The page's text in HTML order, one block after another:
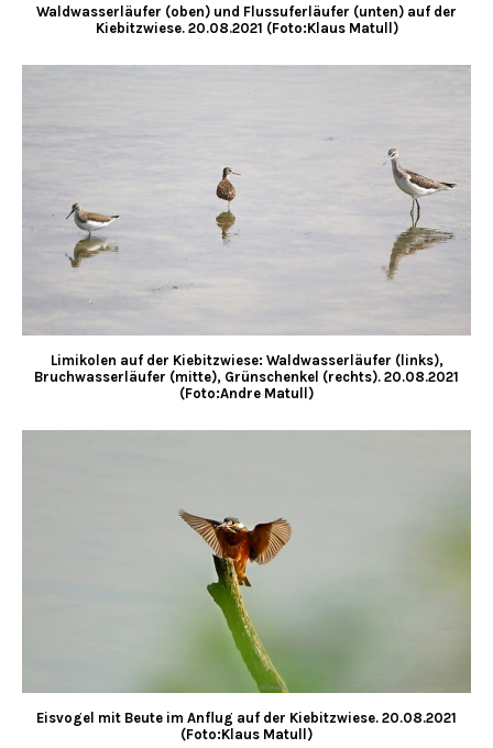
Waldwasserläufer (oben) und Flussuferläufer (unten) auf der
Kiebitzwiese. 20.08.2021 (Foto:Klaus Matull)
Limikolen auf der Kiebitzwiese: Waldwasserläufer (links),
Bruchwasserläufer (mitte), Grünschenkel (rechts). 20.08.2021
(Foto:Andre Matull)
Eisvogel mit Beute im Anflug auf der Kiebitzwiese. 20.08.2021
(Foto:Klaus Matull)